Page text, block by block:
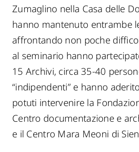
Zumaglino nella Casa delle
hanno mantenuto entrambe
affrontando non poche
al seminario hanno
15 Archivi, circa 35-40
“indipendenti” e hanno
potuti intervenire la
Centro documentazione e
e il Centro Mara Meoni di